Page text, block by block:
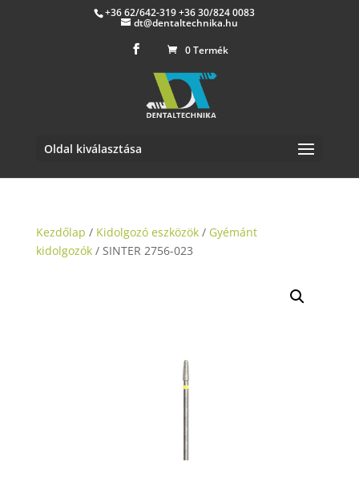
+36 62/642-319 +36 30/824 0083
dt@dentaltechnika.hu
0 Termék
Oldal kiválasztása
Kezdőlap / Kidolgozó eszközök/ Gyémánt
kidolgozók/ SINTER 2756-023